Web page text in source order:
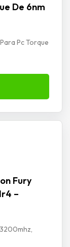
De 6nm
Pc Torque
Fury
–